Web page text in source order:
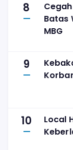
8
Batas
MBG
9
10
Local